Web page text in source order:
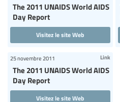
The 2011 UNAIDS World AIDS
Day Report
Visitez le site Web
The 2011 UNAIDS World AIDS
Day Report
25 novembre 2011 Link
Visitez le site Web